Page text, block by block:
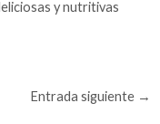
y nutritivas
Entrada siguiente →